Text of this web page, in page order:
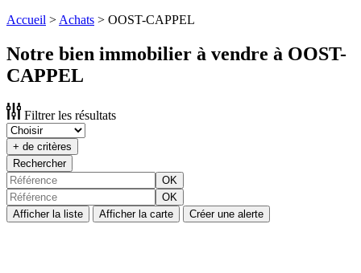
Accueil > Achats > OOST-CAPPEL
Notre bien immobilier à vendre à OOST-
CAPPEL
Filtrer les résultats
+ de critères
Rechercher
OK
OK
Afficher la liste
Afficher la carte Créer une alerte